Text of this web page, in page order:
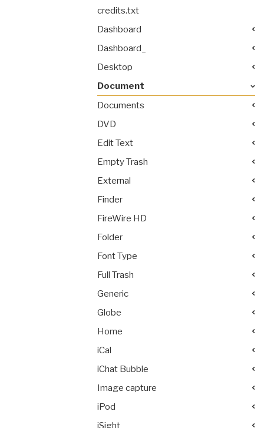
credits.txt
Dashboard
Dashboard_
Desktop
Document
Documents
DVD
Edit Text
Empty Trash
External
Finder
FireWire HD
Folder
Font Type
Full Trash
Generic
Globe
Home
iCal
iChat Bubble
Image capture
iPod
iSight